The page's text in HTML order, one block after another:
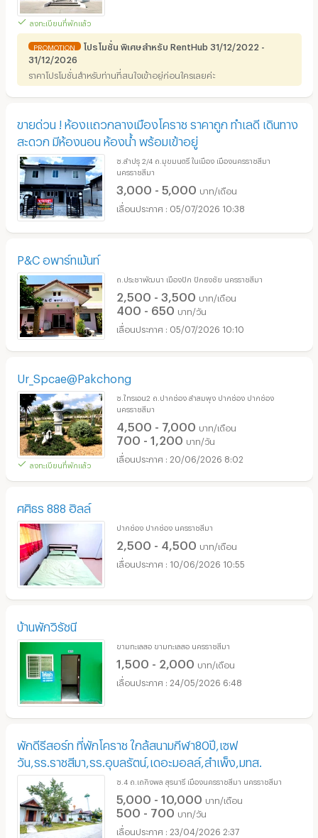
ลงทะเบียนที่พักแล้ว
PROMOTION
โปรโมชั่น พิเศษสำหรับ RentHub 31/12/2022 -
31/12/2026
ราคาโปรโมชั่นสำหรับท่านที่สนใจเข้าอยู่ก่อนใครเลยค่ะ
ขายด่วน ! ห้องแถวกลางเมืองโคราช ราคาถูก ทำเลดี เดินทาง
สะดวก มีห้องนอน ห้องน้ำ พร้อมเข้าอยู่
ซ.ลำปรุ 2/4 ถ.มุขมนตรี ในเมือง เมืองนครราชสีมา
นครราชสีมา
3,000 - 5,000 บาท/เดือน
05/07/2026 10:38
P&C อพาร์ทเม้นท์
ถ.ประชาพัฒนา เมืองปัก ปักธงชัย นครราชสีมา
2,500 - 3,500 บาท/เดือน
400 - 650 บาท/วัน
05/07/2026 10:10
Ur_Spcae@Pakchong
ลงทะเบียนที่พักแล้ว
ซ.ไทรเอน2 ถ.ปากช่อง ลำสมพุง ปากช่อง ปากช่อง
นครราชสีมา
4,500 - 7,000 บาท/เดือน
700 - 1,200 บาท/วัน
20/06/2026 8:02
ศศิธร 888 ฮิลล์
ปากช่อง ปากช่อง นครราชสีมา
2,500 - 4,500 บาท/เดือน
10/06/2026 10:55
บ้านพักวิรัชนี
ขามทะเลสอ ขามทะเลสอ นครราชสีมา
1,500 - 2,000 บาท/เดือน
24/05/2026 6:48
พักดีรีสอร์ท ที่พักโคราช ใกล้สนามกีฬา80ปี,เซฟ
วัน,รร.ราชสีมา,รร.อุบลรัตน์,เดอะมอลล์,สำเพ็ง,มทส.
ซ.4 ถ.เถกิงพล สุรนารี เมืองนครราชสีมา นครราชสีมา
5,000 - 10,000 บาท/เดือน
500 - 700 บาท/วัน
23/04/2026 2:37